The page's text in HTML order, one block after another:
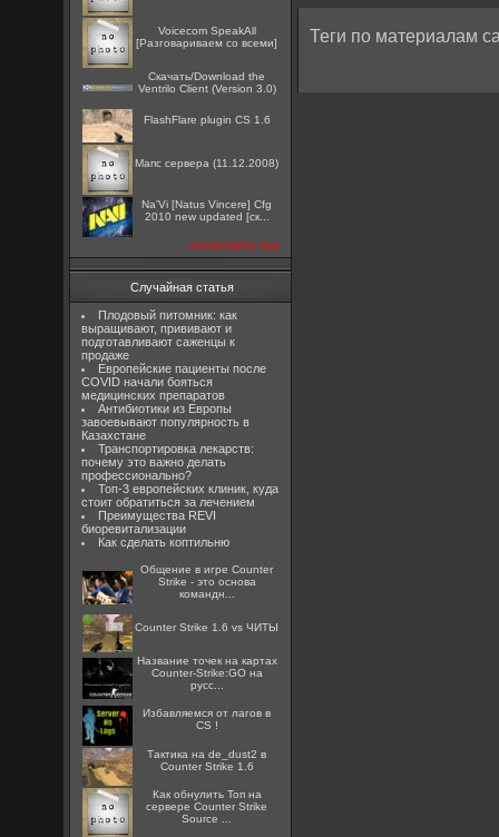
Voicecom SpeakAll
[Разговариваем со всеми]
Скачать/Download the
Ventrilo Client (Version 3.0)
FlashFlare plugin CS 1.6
Мапс сервера (11.12.2008)
Na'Vi [Natus Vincere] Cfg
2010 new updated [ск...
посмотреть все
Случайная статья
Плодовый питомник: как
выращивают, прививают и
подготавливают саженцы к
продаже
Европейские пациенты после
COVID начали бояться
медицинских препаратов
Антибиотики из Европы
завоевывают популярность в
Казахстане
Транспортировка лекарств:
почему это важно делать
профессионально?
Топ-3 европейских клиник, куда
стоит обратиться за лечением
Преимущества REVI
биоревитализации
Как сделать коптильню
Общение в игре Counter
Strike - это основа
командн...
Counter Strike 1.6 vs ЧИТЫ
Название точек на картах
Counter-Strike:GO на
русс...
Избавляемся от лагов в
CS !
Тактика на de_dust2 в
Counter Strike 1.6
Как обнулить Топ на
сервере Counter Strike
Source ...
Теги по материалам